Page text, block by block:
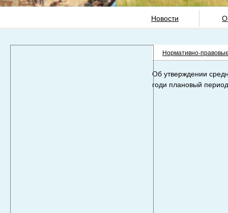
Новости
Нормативно-
Об утверждении
годи плановый